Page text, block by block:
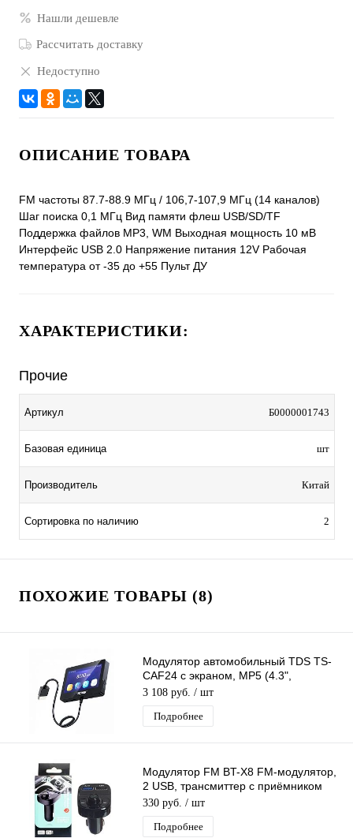
Нашли дешевле
Рассчитать доставку
Недоступно
ОПИСАНИЕ ТОВАРА
FM частоты 87.7-88.9 МГц / 106,7-107,9 МГц (14 каналов)
Шаг поиска 0,1 МГц Вид памяти флеш USB/SD/TF
Поддержка файлов MP3, WM Выходная мощность 10 мВ
Интерфейс USB 2.0 Напряжение питания 12V Рабочая
температура от -35 до +55 Пульт ДУ
ХАРАКТЕРИСТИКИ:
Прочие
Артикул Б0000001743
Базовая единица шт
Производитель Китай
Сортировка по наличию 2
ПОХОЖИЕ ТОВАРЫ (8)
Модулятор автомобильный TDS TS-
CAF24 с экраном, MP5 (4.3",
1280*720, Bluetooth)
3 108 руб. / шт
Подробнее
Модулятор FM BT-X8 FM-модулятор,
2 USB, трансмиттер с приёмником
Bluetooth
330 руб. / шт
Подробнее